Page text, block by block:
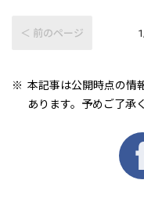
＜ 前のページ
本記事は公開時点の情
あります。予めご了承